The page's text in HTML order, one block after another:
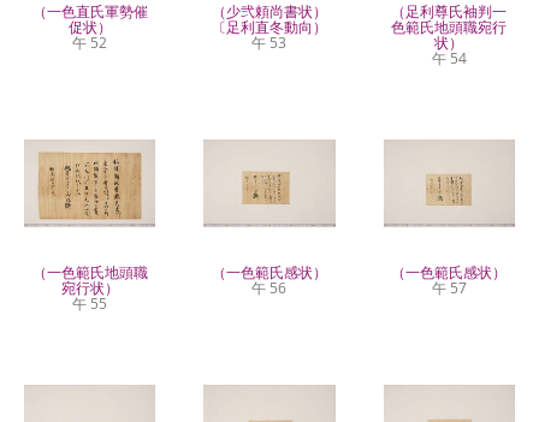
（一色直氏軍勢催
促状）
午 52
（少弐頼尚書状）
〔足利直冬動向）
午 53
（足利尊氏袖判一
色範氏地頭職宛行
状）
午 54
（一色範氏地頭職
宛行状）
午 55
（一色範氏感状）
午 56
（一色範氏感状）
午 57